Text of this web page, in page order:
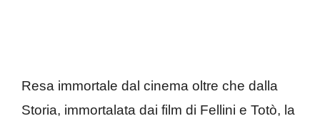
Resa immortale dal cinema oltre che dalla
Storia, immortalata dai film di Fellini e Totò, la